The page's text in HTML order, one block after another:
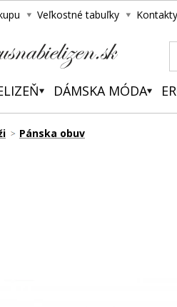
Veľkostné tabuľky Kontakty
DÁMSKA MÓDA
Pánska obuv